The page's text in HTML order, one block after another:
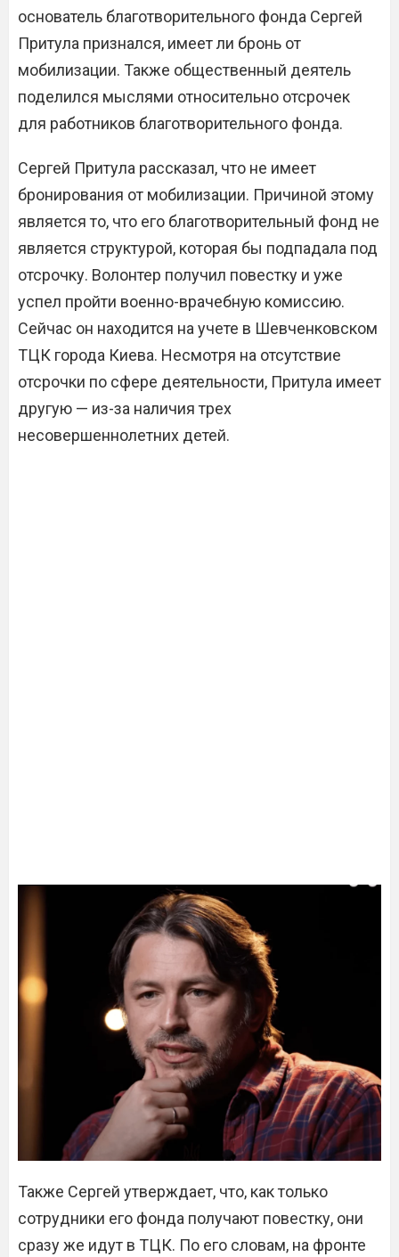
основатель благотворительного фонда Сергей
Притула признался, имеет ли бронь от
мобилизации. Также общественный деятель
поделился мыслями относительно отсрочек
для работников благотворительного фонда.
Сергей Притула рассказал, что не имеет
бронирования от мобилизации. Причиной этому
является то, что его благотворительный фонд не
является структурой, которая бы подпадала под
отсрочку. Волонтер получил повестку и уже
успел пройти военно-врачебную комиссию.
Сейчас он находится на учете в Шевченковском
ТЦК города Киева. Несмотря на отсутствие
отсрочки по сфере деятельности, Притула имеет
другую — из-за наличия трех
несовершеннолетних детей.
Также Сергей утверждает, что, как только
сотрудники его фонда получают повестку, они
сразу же идут в ТЦК. По его словам, на фронте